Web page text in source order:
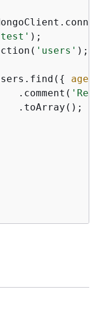
);
'users' );
{ age
.comment(
.toArray();